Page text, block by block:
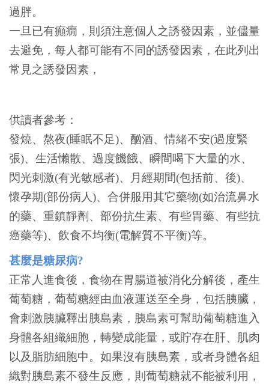
過胖。
一旦已有癲癇，則須注意個人之誘發因素，並儘量
去避免，每人都可能有不同的誘發因素，在此列出
常見之誘發因素，
供讀者參考：
發燒、熬夜(睡眠不足)、酗酒、情緒不安(過度緊
張)、生活懶散、過度饑餓、瞬間喝下大量的水、
閃光刺激(有光敏感者)、月經期間(包括前、後)、
懷孕期(部份病人)、合併服用其它藥物(如治流鼻水
的藥、重鎮靜劑、部份抗生素、有些胃藥、有些抗
癌藥等)、飲食不均衡(電解質不平衡)等。
甚麼是糖尿病?
正常人進食後，食物在胃腸道被消化分解後，產生
葡萄糖，葡萄糖經由血液運送至全身，包括胰臟，
會刺激胰臟釋出胰島素，胰島素可幫助葡萄糖進入
身體各組織細胞，轉變成能量，或貯存在肝、肌肉
以及脂肪細胞中。如果沒有胰島素，或者身體各組
織對胰島素不發生反應，則葡萄糖就不能被利用，